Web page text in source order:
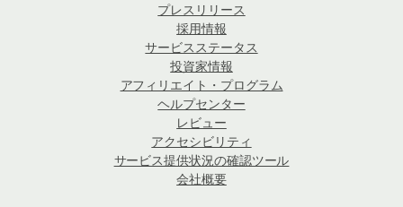
プレスリリース
採用情報
サービスステータス
投資家情報
アフィリエイト・プログラム
ヘルプセンター
レビュー
アクセシビリティ
サービス提供状況の確認ツール
会社概要